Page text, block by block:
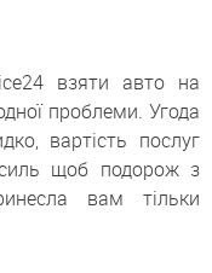
взяти авто на
проблеми. Угода
вартість послуг
щоб подорож з
вам тільки